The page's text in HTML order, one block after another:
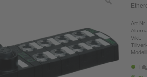
Art.Nr.:
Vikt: